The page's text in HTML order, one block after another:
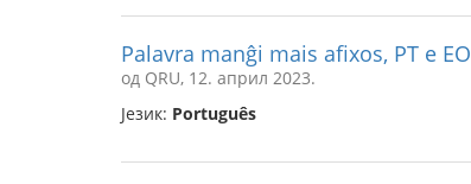
Palavra manĝi mais afixos, PT e EO
од QRU, 12. април 2023.
Језик: Português